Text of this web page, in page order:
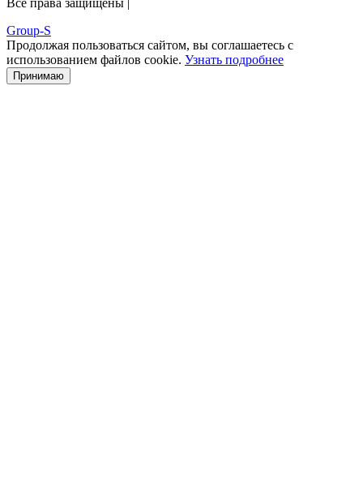
Group-S
Продолжая пользоваться сайтом, вы соглашаетесь с
использованием файлов cookie. Узнать подробнее
Принимаю